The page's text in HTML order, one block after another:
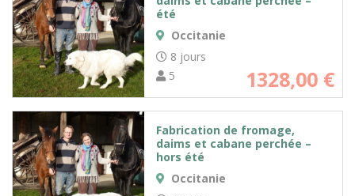
été
Occitanie
8 jours
5
1328,00 €
Fabrication de fromage,
daims et cabane perchée –
hors été
Occitanie